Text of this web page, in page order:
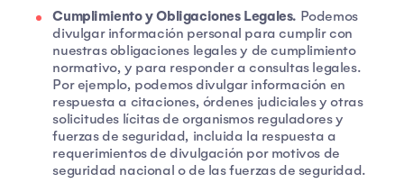
Cumplimiento y Obligaciones Legales. Podemos
divulgar información personal para cumplir con
nuestras obligaciones legales y de cumplimiento
normativo, y para responder a consultas legales.
Por ejemplo, podemos divulgar información en
respuesta a citaciones, órdenes judiciales y otras
solicitudes lícitas de organismos reguladores y
fuerzas de seguridad, incluida la respuesta a
requerimientos de divulgación por motivos de
seguridad nacional o de las fuerzas de seguridad.